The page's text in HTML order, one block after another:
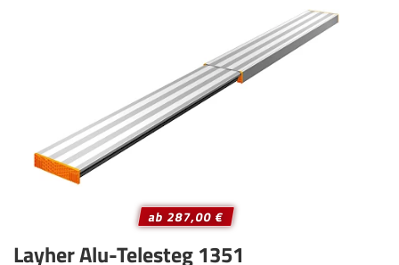
ab 287,00 €
Layher Alu-Telesteg 1351